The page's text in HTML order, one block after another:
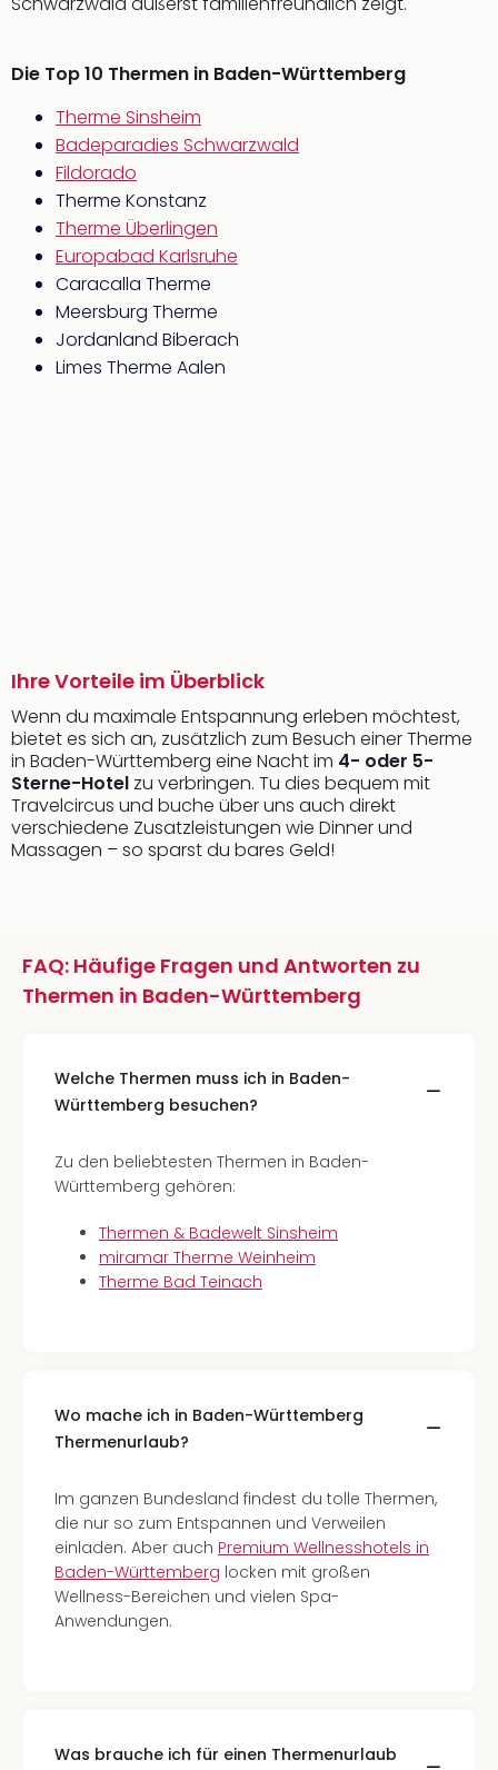
Die Top 10 Thermen in Baden-Württemberg
Therme Sinsheim
Badeparadies Schwarzwald
Fildorado
Therme Konstanz
Therme Überlingen
Europabad Karlsruhe
Caracalla Therme
Meersburg Therme
Jordanland Biberach
Limes Therme Aalen
Ihre Vorteile im Überblick
Wenn du maximale Entspannung erleben möchtest,
bietet es sich an, zusätzlich zum Besuch einer Therme
in Baden-Württemberg eine Nacht im 4- oder 5-
Sterne-Hotel zu verbringen. Tu dies bequem mit
Travelcircus und buche über uns auch direkt
verschiedene Zusatzleistungen wie Dinner und
Massagen – so sparst du bares Geld!
FAQ: Häufige Fragen und Antworten zu
Thermen in Baden-Württemberg
Welche Thermen muss ich in Baden-
Württemberg besuchen?
Zu den beliebtesten Thermen in Baden-
Württemberg gehören:
Thermen & Badewelt Sinsheim
miramar Therme Weinheim
Therme Bad Teinach
Wo mache ich in Baden-Württemberg
Thermenurlaub?
Im ganzen Bundesland findest du tolle Thermen,
die nur so zum Entspannen und Verweilen
einladen. Aber auch Premium Wellnesshotels in
Baden-Württemberg locken mit großen
Wellness-Bereichen und vielen Spa-
Anwendungen.
Was brauche ich für einen Thermenurlaub